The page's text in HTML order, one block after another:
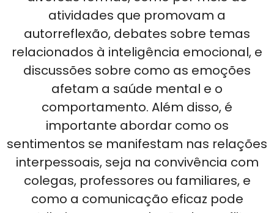
atividades que promovam a
autorreflexão, debates sobre temas
relacionados à inteligência emocional, e
discussões sobre como as emoções
afetam a saúde mental e o
comportamento. Além disso, é
importante abordar como os
sentimentos se manifestam nas relações
interpessoais, seja na convivência com
colegas, professores ou familiares, e
como a comunicação eficaz pode